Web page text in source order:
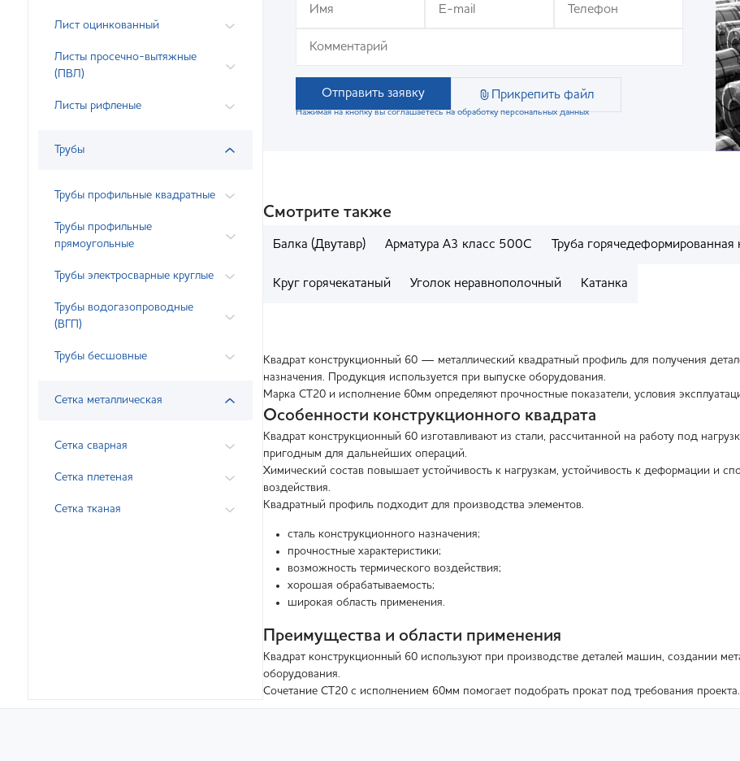
Лист оцинкованный
Листы просечно-вытяжные
(ПВЛ)
Листы рифленые
Трубы
Трубы профильные квадратные
Трубы профильные
прямоугольные
Трубы электросварные круглые
Трубы водогазопроводные
(ВГП)
Трубы бесшовные
Сетка металлическая
Сетка сварная
Сетка плетеная
Сетка тканая
Отправить заявку Прикрепить файл
Нажимая на кнопку вы соглашаетесь на обработку персональных данных
Смотрите также
Балка (Двутавр) Арматура А3 класс 500С Труба горячедеформированная
Круг горячекатаный Уголок неравнополочный Катанка
Квадрат конструкционный 60 — металлический квадратный профиль для получения
назначения. Продукция используется при выпуске оборудования.
Марка СТ20 и исполнение 60мм определяют прочностные показатели, условия
Особенности конструкционного квадрата
Квадрат конструкционный 60 изготавливают из стали, рассчитанной на работу под
пригодным для дальнейших операций.
Химический состав повышает устойчивость к нагрузкам, устойчивость к деформации и
воздействия.
Квадратный профиль подходит для производства элементов.
сталь конструкционного назначения;
прочностные характеристики;
возможность термического воздействия;
хорошая обрабатываемость;
широкая область применения.
Преимущества и области применения
Квадрат конструкционный 60 используют при производстве деталей машин, создании
оборудования.
Сочетание СТ20 с исполнением 60мм помогает подобрать прокат под требования проекта.